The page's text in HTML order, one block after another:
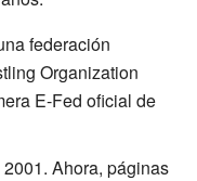
federación
Organization
E-Fed oficial de
Ahora, páginas